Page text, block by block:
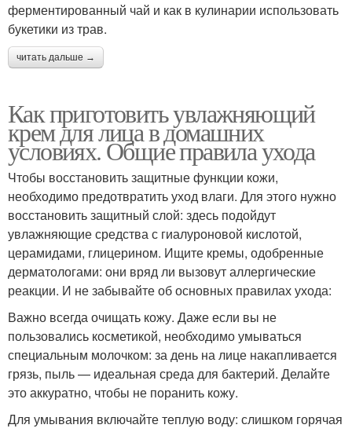
ферментированный чай и как в кулинарии использовать
букетики из трав.
читать дальше →
Как приготовить увлажняющий
крем для лица в домашних
условиях. Общие правила ухода
Чтобы восстановить защитные функции кожи,
необходимо предотвратить уход влаги. Для этого нужно
восстановить защитный слой: здесь подойдут
увлажняющие средства с гиалуроновой кислотой,
церамидами, глицерином. Ищите кремы, одобренные
дерматологами: они вряд ли вызовут аллергические
реакции. И не забывайте об основных правилах ухода:
Важно всегда очищать кожу. Даже если вы не
пользовались косметикой, необходимо умываться
специальным молочком: за день на лице накапливается
грязь, пыль — идеальная среда для бактерий. Делайте
это аккуратно, чтобы не поранить кожу.
Для умывания включайте теплую воду: слишком горячая